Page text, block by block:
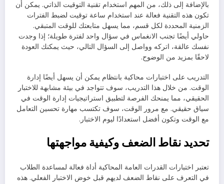
بالإضافة إلى ذلك، من المهم استخدام تقنية التوقيت الذاتي. يمكن أن
تكون هذه التقنية فعالة عند استخدام ساعة توقيت لضبط الفترات
الزمنية المحددة لكل قسم، مما يسهل متابعتك للوقت المتبقي.
حاولي أيضًا تجنب الانغماس في سؤال واحد لفترة طويلة؛ إذا وجدت
نفسك عالقة، اتركه وواصل إلى السؤال التالي، حيث يمكنك العودة
لاحقًا بمزيد من الوضوح.
التدريب على اختبارات محاكية بانتظام يمكن أن يسهل أيضًا إدارة
الوقت. من خلال هذا التدريب، سوف تتواجد في بيئة مشابهة للاختبار
الحقيقي، مما يمنحك الفرصة لتطبيق استراتيجيات إدارة الوقت في
سياق حقيقي. مع مرور الوقت، سوف تكتسب مهارة تحسين التعامل
مع الوقت وتكون أفضل استعدادًا ليوم الاختبار.
تحديد نقاط الضعف وكيفية مواجهتها
تعتبر اختبارات القدرات العامة المحاكية أداة فعالة لمساعدة الطلاب
في التعرف على نقاط الضعف لديهم قبل خوض الاختبار الفعلي. هذه